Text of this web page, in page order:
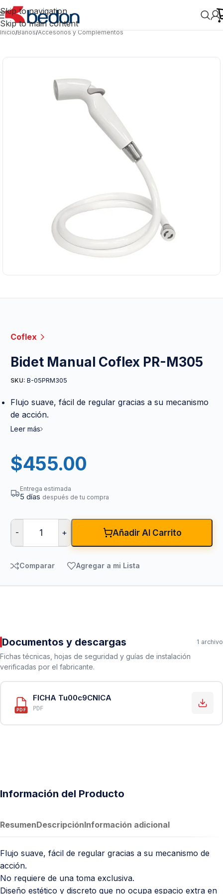
Skip to navigation
Skip to main content
Inicio/Baños/Accesorios y Complementos
Coflex
Bidet Manual Coflex PR-M305
SKU: B-05PRM305
Flujo suave, fácil de regular gracias a su mecanismo
de acción.
Leer más
$455.00
Entrega estimada
5 días después de tu compra
- + Añadir Al Carrito
Comparar Agregar a mi Lista
Documentos y descargas 1 archivo
Fichas técnicas, hojas de seguridad y guías de instalación
verificadas por el fabricante.
PDF
FICHA Tu00c9CNICA
PDF
Información del Producto
ResumenDescripciónInformación adicional
Flujo suave, fácil de regular gracias a su mecanismo de
acción.
No requiere de una toma exclusiva.
Diseño estético y discreto que no ocupa espacio extra en